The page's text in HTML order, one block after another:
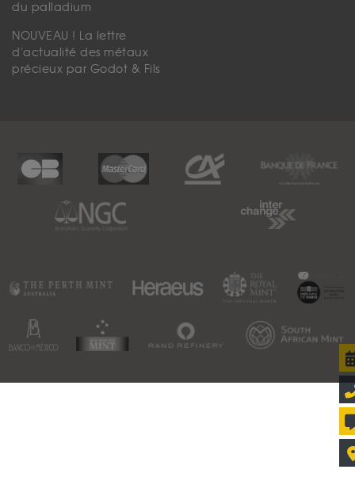
du palladium
NOUVEAU ! La lettre
d'actualité des métaux
précieux par Godot & Fils